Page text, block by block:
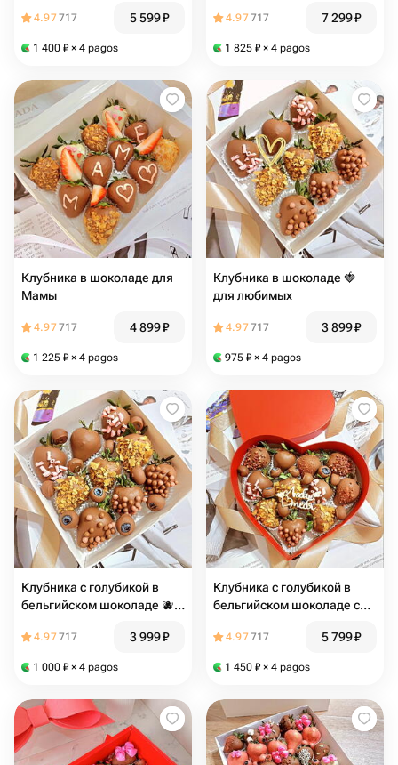
4.97717 5 599₽
1 400 ₽ × 4 pagos
4.97717 7 299₽
1 825 ₽ × 4 pagos
Клубника в шоколаде для
Мамы
4.97717 4 899₽
1 225 ₽ × 4 pagos
Клубника в шоколаде 🍓 ️
для любимых
4.97717 3 899₽
975 ₽ × 4 pagos
Клубника с голубикой в
бельгийском шоколаде 🫐
4.97717 3 999₽
1 000 ₽ × 4 pagos
Клубника с голубикой в
бельгийском шоколаде с
🎁 в коробке- сердце
4.97717 5 799₽
1 450 ₽ × 4 pagos